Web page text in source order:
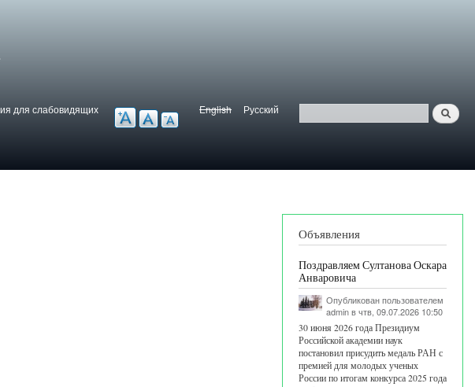
для слабовидящих
для слабовидящих
Версия для слабовидящих
Язык
English Русский
Поиск
Найти
Объявления
Поздравляем Султанова Оскара
Анваровича
Опубликован пользователем
adminв чтв, 09.07.2026 10:50
30 июня 2026 года Президиум
Российской академии наук
постановил присудить медаль РАН с
премией для молодых ученых
России по итогам конкурса 2025 года